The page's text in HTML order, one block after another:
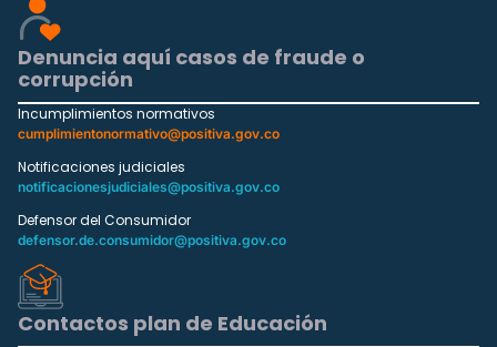
Denuncia aquí casos de fraude o
corrupción
Incumplimientos normativos
cumplimientonormativo@positiva.gov.co
Notificaciones judiciales
notificacionesjudiciales@positiva.gov.co
Defensor del Consumidor
defensor.de.consumidor@positiva.gov.co
Contactos plan de Educación